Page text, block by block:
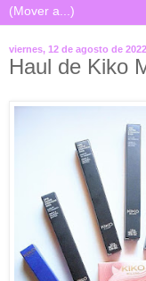
viernes, 12 de agosto de 2022
Haul de Kiko